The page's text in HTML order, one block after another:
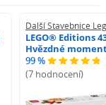
Další Stavebnice
LEGO® Editions
Hvězdné
99 %
(7 hodnocení)